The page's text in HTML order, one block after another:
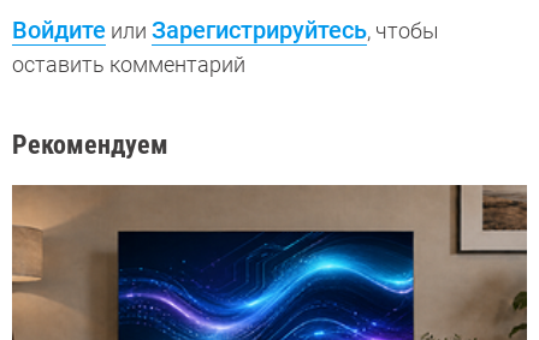
Войдите или Зарегистрируйтесь, чтобы
оставить комментарий
Рекомендуем